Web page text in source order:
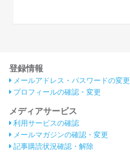
登録情報
メールアドレス・パスワードの変更
プロフィールの確認・変更
メディアサービス
利用サービスの確認
メールマガジンの確認・変更
記事購読状況確認・解除